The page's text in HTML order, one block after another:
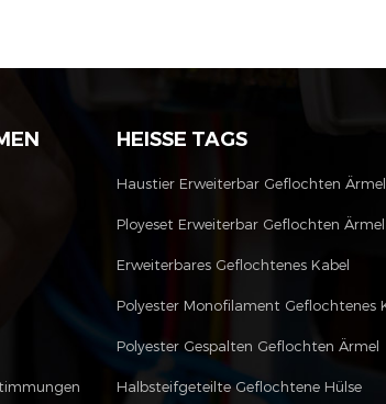
HEISSE TAGS
Haustier Erweiterbar Geflochten Ärmel
Ployeset Erweiterbar Geflochten Ärmel
Erweiterbares Geflochtenes Kabel
Polyester Gespalten Geflochten Ärmel
Halbsteifgeteilte Geflochtene Hülse